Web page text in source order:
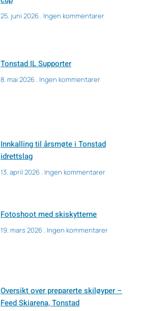
25. juni 2026 Ingen kommentarer
Tonstad IL Supporter
8. mai 2026 Ingen kommentarer
Innkalling til årsmøte i Tonstad
idrettslag
13. april 2026 Ingen kommentarer
Fotoshoot med skiskytterne
19. mars 2026 Ingen kommentarer
Oversikt over preparerte skiløyper –
Feed Skiarena, Tonstad